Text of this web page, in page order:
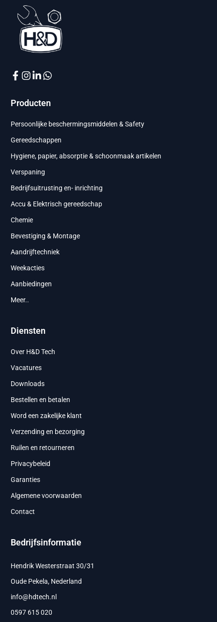
Producten
Persoonlijke beschermingsmiddelen & Safety
Gereedschappen
Hygiene, papier, absorptie & schoonmaak artikelen
Verspaning
Bedrijfsuitrusting en- inrichting
Accu & Elektrisch gereedschap
Chemie
Bevestiging & Montage
Aandrijftechniek
Weekacties
Aanbiedingen
Meer..
Diensten
Over H&D Tech
Vacatures
Downloads
Bestellen en betalen
Word een zakelijke klant
Verzending en bezorging
Ruilen en retourneren
Privacybeleid
Garanties
Algemene voorwaarden
Contact
Bedrijfsinformatie
Hendrik Westerstraat 30/31
Oude Pekela, Nederland
info@hdtech.nl
0597 615 020